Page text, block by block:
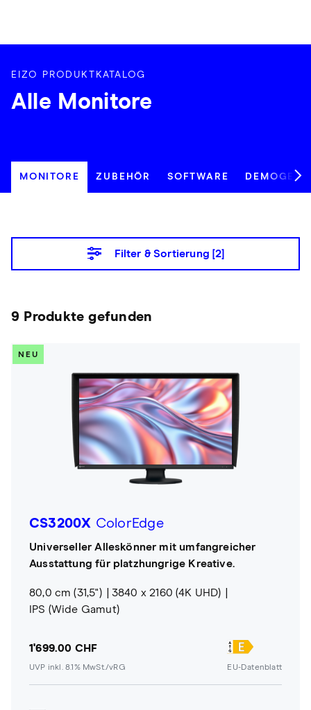
EIZO PRODUKTKATALOG
Alle Monitore
MONITORE ZUBEHÖR SOFTWARE
Filter & Sortierung [2]
9 Produkte gefunden
NEU
CS3200X ColorEdge
Universeller Alleskönner mit umfangreicher
Ausstattung für platzhungrige Kreative.
80,0 cm (31,5")
3840 x 2160 (4K UHD)
IPS (Wide Gamut)
1'699.00 CHF
UVP inkl. 8.1% MwSt./vRG EU-Datenblatt